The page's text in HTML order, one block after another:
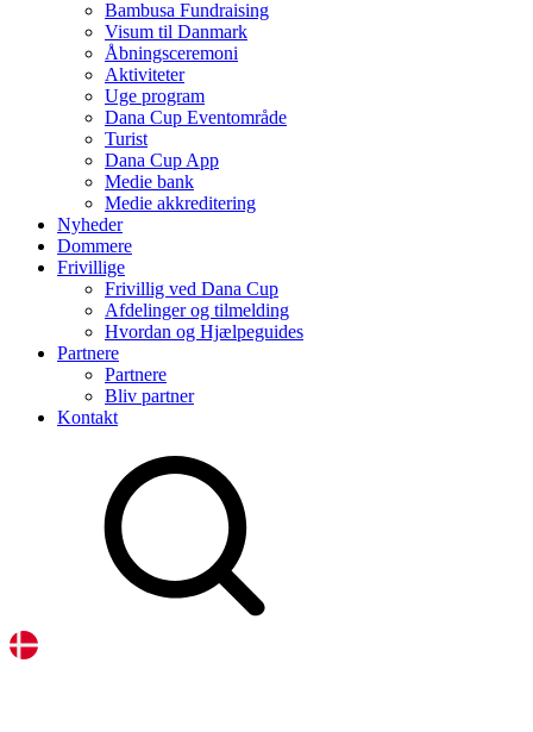
Bambusa Fundraising
Visum til Danmark
Åbningsceremoni
Aktiviteter
Uge program
Dana Cup Eventområde
Turist
Dana Cup App
Medie bank
Medie akkreditering
Nyheder
Dommere
Frivillige
Frivillig ved Dana Cup
Afdelinger og tilmelding
Hvordan og Hjælpeguides
Partnere
Partnere
Bliv partner
Kontakt